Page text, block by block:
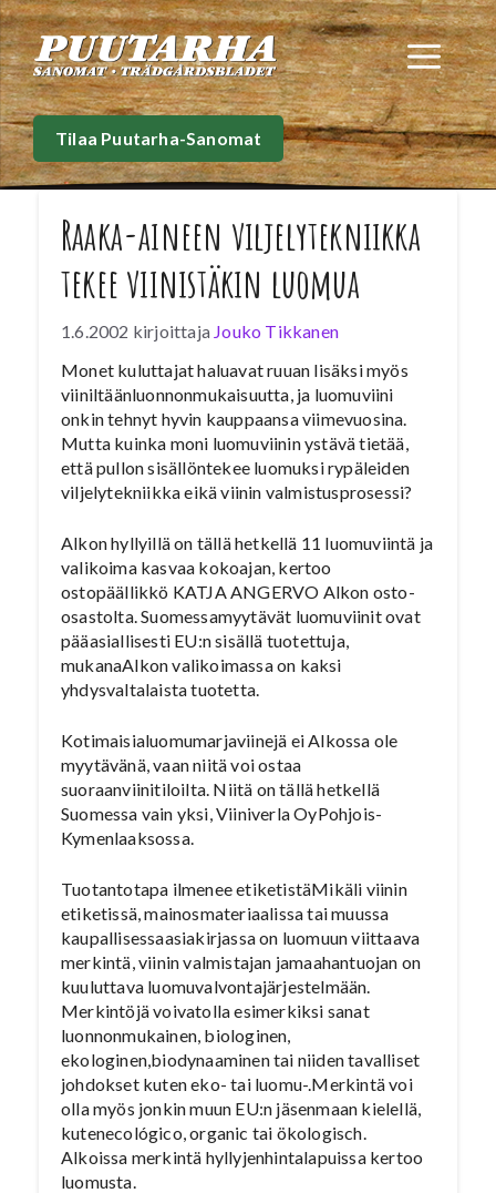
Siirry
sisältöön
Tilaa Puutarha-Sanomat
Raaka-aineen viljelytekniikka
tekee viinistäkin luomua
1.6.2002 kirjoittaja Jouko Tikkanen
Monet kuluttajat haluavat ruuan lisäksi myös
viiniltäänluonnonmukaisuutta, ja luomuviini
onkin tehnyt hyvin kauppaansa viimevuosina.
Mutta kuinka moni luomuviinin ystävä tietää,
että pullon sisällöntekee luomuksi rypäleiden
viljelytekniikka eikä viinin valmistusprosessi?
Alkon hyllyillä on tällä hetkellä 11 luomuviintä ja
valikoima kasvaa kokoajan, kertoo
ostopäällikkö KATJA ANGERVO Alkon osto-
osastolta. Suomessamyytävät luomuviinit ovat
pääasiallisesti EU:n sisällä tuotettuja,
mukanaAlkon valikoimassa on kaksi
yhdysvaltalaista tuotetta.
Kotimaisialuomumarjaviinejä ei Alkossa ole
myytävänä, vaan niitä voi ostaa
suoraanviinitiloilta. Niitä on tällä hetkellä
Suomessa vain yksi, Viiniverla OyPohjois-
Kymenlaaksossa.
Tuotantotapa ilmenee etiketistäMikäli viinin
etiketissä, mainosmateriaalissa tai muussa
kaupallisessaasiakirjassa on luomuun viittaava
merkintä, viinin valmistajan jamaahantuojan on
kuuluttava luomuvalvontajärjestelmään.
Merkintöjä voivatolla esimerkiksi sanat
luonnonmukainen, biologinen,
ekologinen,biodynaaminen tai niiden tavalliset
johdokset kuten eko- tai luomu-.Merkintä voi
olla myös jonkin muun EU:n jäsenmaan kielellä,
kutenecológico, organic tai ökologisch.
Alkoissa merkintä hyllyjenhintalapuissa kertoo
luomusta.